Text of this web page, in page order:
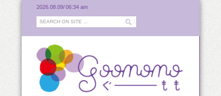
2026.08.09/06:34 am